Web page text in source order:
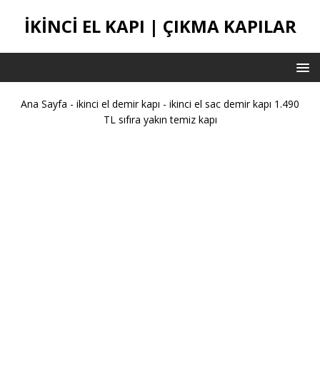
IKINCI EL KAPI | ÇIKMA KAPILAR
Ana Sayfa - ikinci el demir kapı - ikinci el sac demir kapı 1.490
TL sıfıra yakın temiz kapı